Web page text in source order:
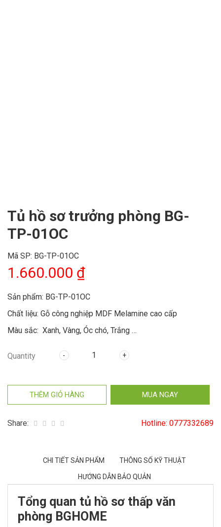
Tủ hồ sơ trưởng phòng BG-
TP-01OC
Mã SP: BG-TP-01OC
1.660.000 ₫
Sản phẩm: BG-TP-01OC
Chất liệu: Gỗ công nghiệp MDF Melamine cao cấp
Màu sắc: Xanh, Vàng, Óc chó, Trắng …
Quantity
THÊM GIỎ HÀNG MUA NGAY
Share: Hotline: 0777332689
CHI TIẾT SẢN PHẨM THÔNG SỐ KỸ THUẬT
HƯỚNG DẪN BẢO QUẢN
Tổng quan tủ hồ sơ thấp văn
phòng BGHOME